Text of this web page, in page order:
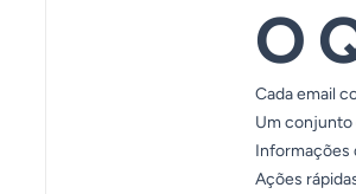
O
Cada email
Um conjunto
Informações
Ações